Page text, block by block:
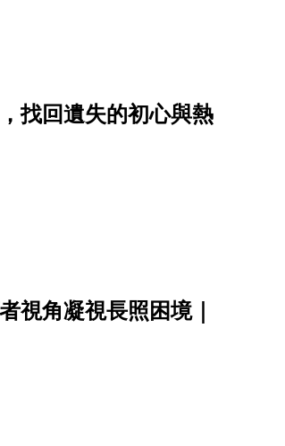
找回遺失的初心與熱
視角凝視長照困境｜